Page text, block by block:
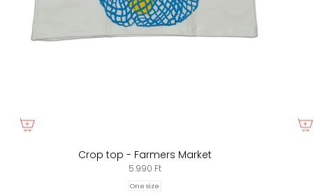
Crop top - Farmers Market
5.990 Ft
One size